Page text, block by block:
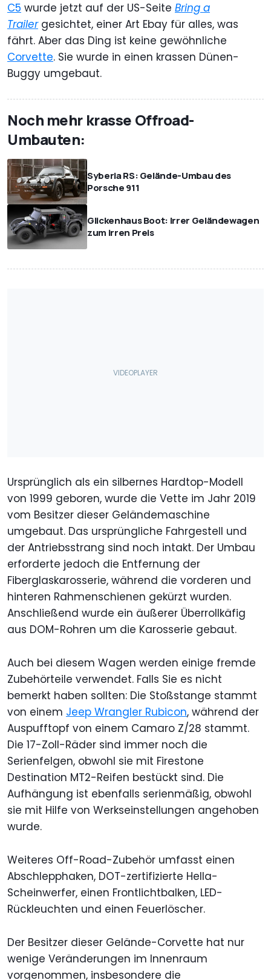
C5 wurde jetzt auf der US-Seite Bring a
Trailergesichtet, einer Art Ebay für alles, was
fährt. Aber das Ding ist keine gewöhnliche
Corvette. Sie wurde in einen krassen Dünen-
Buggy umgebaut.
Noch mehr krasse Offroad-
Umbauten:
Syberia RS: Gelände-Umbau des
Porsche 911
Glickenhaus Boot: Irrer Geländewagen
zum irren Preis
Ursprünglich als ein silbernes Hardtop-Modell
von 1999 geboren, wurde die Vette im Jahr 2019
vom Besitzer dieser Geländemaschine
umgebaut. Das ursprüngliche Fahrgestell und
der Antriebsstrang sind noch intakt. Der Umbau
erforderte jedoch die Entfernung der
Fiberglaskarosserie, während die vorderen und
hinteren Rahmenschienen gekürzt wurden.
Anschließend wurde ein äußerer Überrollkäfig
aus DOM-Rohren um die Karosserie gebaut.
Auch bei diesem Wagen werden einige fremde
Zubehörteile verwendet. Falls Sie es nicht
bemerkt haben sollten: Die Stoßstange stammt
von einem Jeep Wrangler Rubicon, während der
Auspufftopf von einem Camaro Z/28 stammt.
Die 17-Zoll-Räder sind immer noch die
Serienfelgen, obwohl sie mit Firestone
Destination MT2-Reifen bestückt sind. Die
Aufhängung ist ebenfalls serienmäßig, obwohl
sie mit Hilfe von Werkseinstellungen angehoben
wurde.
Weiteres Off-Road-Zubehör umfasst einen
Abschlepphaken, DOT-zertifizierte Hella-
Scheinwerfer, einen Frontlichtbalken, LED-
Rückleuchten und einen Feuerlöscher.
Der Besitzer dieser Gelände-Corvette hat nur
wenige Veränderungen im Innenraum
vorgenommen, insbesondere die